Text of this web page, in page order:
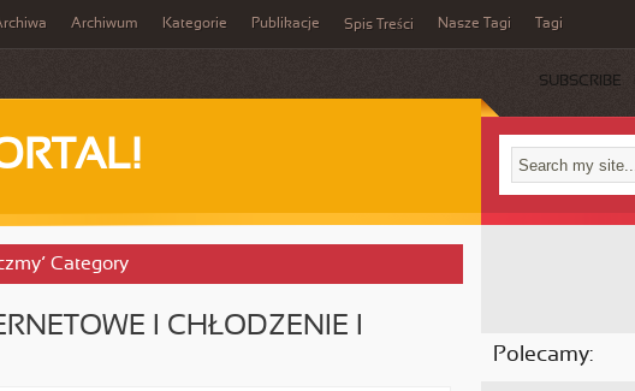
Archiwum Kategorie Publikacje Spis Treści Nasze Tagi Tagi
SUBSCRIBE
Category
I CHŁODZENIE I
Polecamy: